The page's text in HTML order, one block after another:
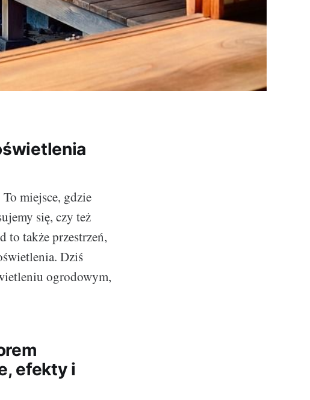
miejsce, gdzie
się, czy też
to także przestrzeń,
Dziś
ogrodowym,
efekty i